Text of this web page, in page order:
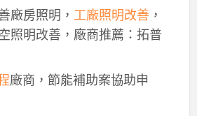
廠房照明， 工廠照明改善，
照明改善，廠商推薦：拓普
廠商，節能補助案協助申